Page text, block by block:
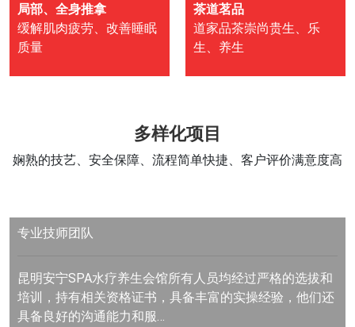
局部、全身推拿
缓解肌肉疲劳、改善睡眠
质量
茶道茗品
道家品茶崇尚贵生、乐
生、养生
多样化项目
娴熟的技艺、安全保障、流程简单快捷、客户评价满意度高
专业技师团队
昆明安宁SPA水疗养生会馆所有人员均经过严格的选拔和
培训，持有相关资格证书，具备丰富的实操经验，他们还
具备良好的沟通能力和服…